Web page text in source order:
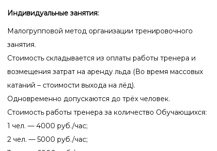
Индивидуальные занятия:
Малогрупповой метод организации тренировочного
занятия.
Стоимость складывается из оплаты работы тренера и
возмещения затрат на аренду льда (Во время массовых
катаний – стоимости выхода на лёд).
Одновременно допускаются до трёх человек.
Стоимость работы тренера за количество Обучающихся:
1 чел. — 4000 руб./час;
2 чел. — 5000 руб./час;